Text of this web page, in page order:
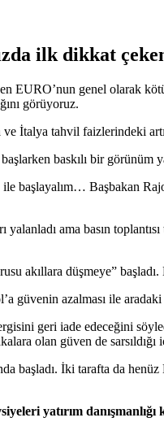
ilk dikkat
EURO’nun genel olarak
görüyoruz.
İtalya tahvil faizlerindeki
baskılı bir görünüm
ile başlayalım… Başbakan
ama basın
akıllara düşmeye”
güvenin azalması ile
geri iade edeceğini
olan güven de
başladı. İki tarafta da
yatırım danışmanlığı